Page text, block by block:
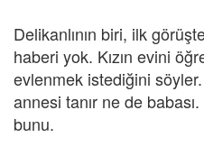
Delikanlının biri, ilk
haberi yok. Kızın evini
evlenmek istediğini
annesi tanır ne de
bunu.